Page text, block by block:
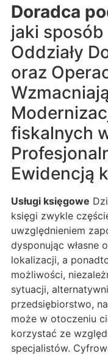
Doradca
jaki sposób
Oddziały
oraz
fiskalnych
Ewidencją
Usługi księgowe
księgi zwykle
uwzględnieniem
dysponując własne
lokalizacji, a
możliwości,
sytuacji,
przedsiębiorstwo,
może w otoczeniu
korzystać ze
specjalistów.